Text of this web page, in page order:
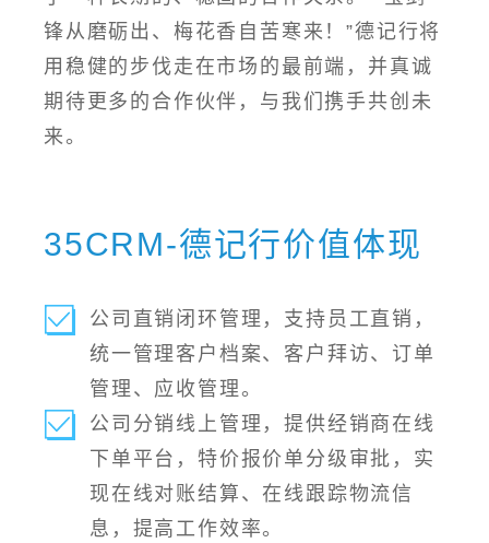
锋从磨砺出、梅花香自苦寒来！”德记行将
用稳健的步伐走在市场的最前端，并真诚
期待更多的合作伙伴，与我们携手共创未
来。
35CRM-德记行价值体现
公司直销闭环管理，支持员工直销，
统一管理客户档案、客户拜访、订单
管理、应收管理。
公司分销线上管理，提供经销商在线
下单平台，特价报价单分级审批，实
现在线对账结算、在线跟踪物流信
息，提高工作效率。